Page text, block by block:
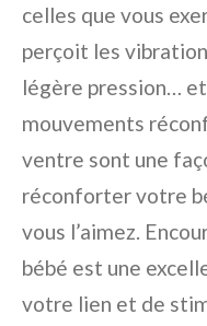
celles que vous
perçoit les
légère pression…
mouvements
ventre sont une
réconforter votre
vous l’aimez.
bébé est une
votre lien et de